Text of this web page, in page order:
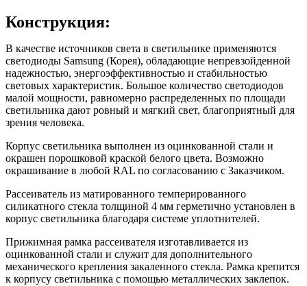
Конструкция:
В качестве источников света в светильнике применяются
светодиоды Samsung (Корея), обладающие непревзойденной
надежностью, энергоэффективностью и стабильностью
световых характеристик. Большое количество светодиодов
малой мощности, равномерно распределенных по площади
светильника дают ровный и мягкий свет, благоприятный для
зрения человека.
Корпус светильника выполнен из оцинкованной стали и
окрашен порошковой краской белого цвета. Возможно
окрашивание в любой RAL по согласованию с Заказчиком.
Рассеиватель из матированного темперированного
силикатного стекла толщиной 4 мм герметично установлен в
корпус светильника благодаря системе уплотнителей.
Прижимная рамка рассеивателя изготавливается из
оцинкованной стали и служит для дополнительного
механического крепления закаленного стекла. Рамка крепится
к корпусу светильника с помощью металлических заклепок.